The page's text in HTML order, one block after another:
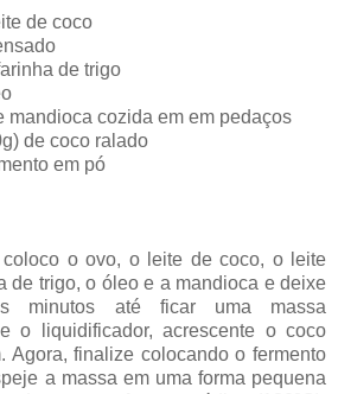
de coco
de trigo
mandioca cozida em em pedaços
de coco ralado
em pó
coloco o ovo, o leite de coco, o leite
de trigo, o óleo e a mandioca e deixe
minutos até ficar uma massa
o liquidificador, acrescente o coco
Agora, finalize colocando o fermento
a massa em uma forma pequena